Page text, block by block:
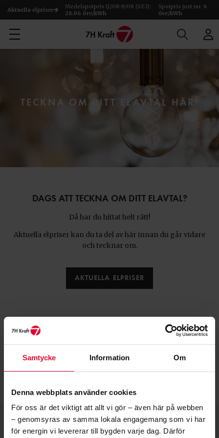
Samtycke Information Om
Denna webbplats använder cookies
För oss är det viktigt att allt vi gör – även här på webben
– genomsyras av samma lokala engagemang som vi har
för energin vi levererar till bygden varje dag. Därför
Aktuella elpriser
Medelspotpris (1/08-8/08 (SE3):
28.06 öre/kWh
Spotpris just nu: 4
öre/kWh
TECKNA OM DITT ELAVTAL HÄR!
DAGS ATT TECKNA OM DITT ELAVTAL?
Då har du hittat helt rätt!
Aktuella elpriser kan du ta del av här innan du går vidare
och tecknar om.
AKTUELLA ELPRISER